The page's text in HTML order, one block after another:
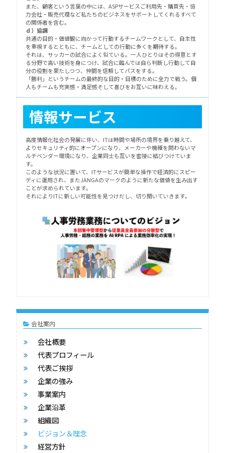
また、顧客という言葉の中には、ASPサービスご利用先・購買先・協
力会社・販売代理など私たちのビジネスをサポートしてくれるすべて
の関係者を含む。
ｄ）協調
共通の目的・価値観に向かって行動するチームワークとして、自主性
を重視するとともに、チームとしての行動に多くを期待する。
それは、サッカーの試合によく似ている。一人ひとりはその得意とす
る分野で高い技術を身につけ、試合に臨んでは自ら判断し行動して自
分の役割を果たしつつ、仲間を信頼してパスをする。
「勝利」というチームの最終的な目的・目標のために全力で戦う。個
人もチームも充実感・満足感そして喜びをお互いに味わえる。
情報サービス
高度情報化社会の発展に伴い、ITは時間や場所の境界を乗り越えて、
よりセキュリティ的にオープンになり、メーカーや機種を問わないマ
ルチベンダー環境になり、企業同士も互いを密接に結びつけていま
す。
このような状況に置いて、ITサービスが簡単な操作で経済的にスピー
ディに運用され、またJANGAのマークのように新たな価値を生み出す
ことが求められています。
それによりITに新しい可能性を見つけだし、切り開いていきます。
会社案内
会社概要
代表プロフィール
代表ご挨拶
企業の強み
事業案内
企業沿革
組織図
ビジョン＆理念
経営方針